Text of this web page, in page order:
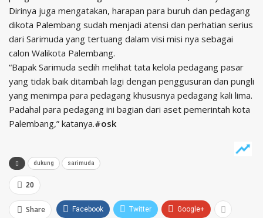
Dirinya juga mengatakan, harapan para buruh dan pedagang
dikota Palembang sudah menjadi atensi dan perhatian serius
dari Sarimuda yang tertuang dalam visi misi nya sebagai
calon Walikota Palembang.
“Bapak Sarimuda sedih melihat tata kelola pedagang pasar
yang tidak baik ditambah lagi dengan penggusuran dan pungli
yang menimpa para pedagang khususnya pedagang kali lima.
Padahal para pedagang ini bagian dari aset pemerintah kota
Palembang,” katanya.#osk
dukung sarimuda
20
Share Facebook Twitter Google+